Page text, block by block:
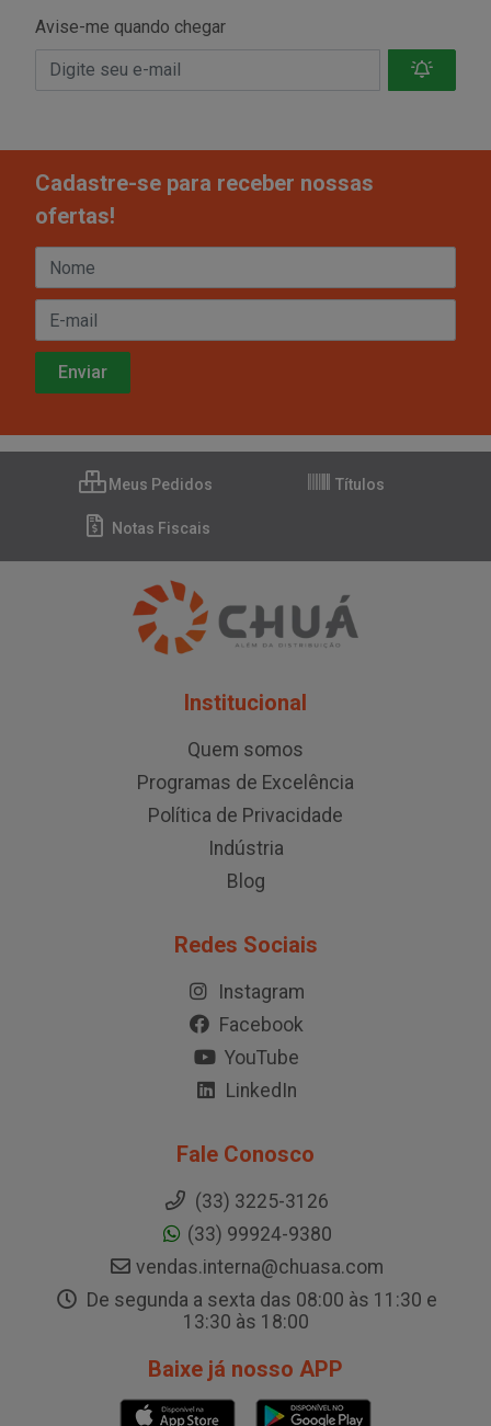
Avise-me quando chegar
Cadastre-se para receber nossas
ofertas!
Meus Pedidos Títulos
Notas Fiscais
Institucional
Quem somos
Programas de Excelência
Política de Privacidade
Indústria
Blog
Redes Sociais
Instagram
Facebook
YouTube
LinkedIn
Fale Conosco
(33) 3225-3126
(33) 99924-9380
vendas.interna@chuasa.com
De segunda a sexta das 08:00 às 11:30 e
13:30 às 18:00
Baixe já nosso APP